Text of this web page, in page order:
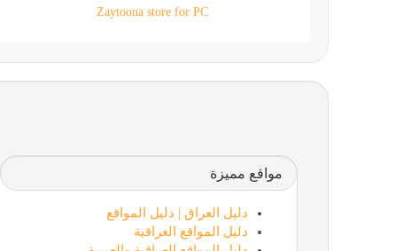
موقع مناهجنا التعليمي
مواقع مميزة
دليل العراق | دليل المواقع
دليل المواقع العراقية